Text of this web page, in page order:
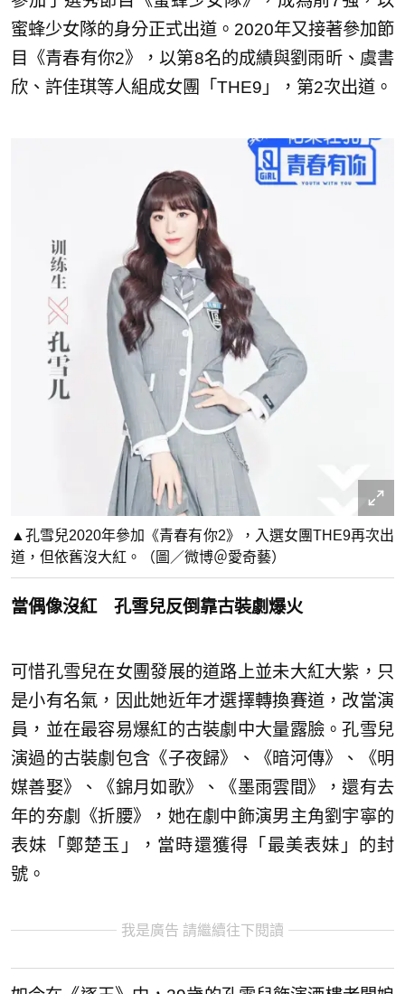
蜜蜂少女隊的身分正式出道。2020年又接著參加節
目《青春有你2》，以第8名的成績與劉雨昕、虞書
欣、許佳琪等人組成女團「THE9」，第2次出道。
▲孔雪兒2020年參加《青春有你2》，入選女團THE9再次出
道，但依舊沒大紅。（圖／微博＠愛奇藝）
當偶像沒紅 孔雪兒反倒靠古裝劇爆火
可惜孔雪兒在女團發展的道路上並未大紅大紫，只
是小有名氣，因此她近年才選擇轉換賽道，改當演
員，並在最容易爆紅的古裝劇中大量露臉。孔雪兒
演過的古裝劇包含《子夜歸》、《暗河傳》、《明
媒善娶》、《錦月如歌》、《墨雨雲間》，還有去
年的夯劇《折腰》，她在劇中飾演男主角劉宇寧的
表妹「鄭楚玉」，當時還獲得「最美表妹」的封
號。
我是廣告 請繼續往下閱讀